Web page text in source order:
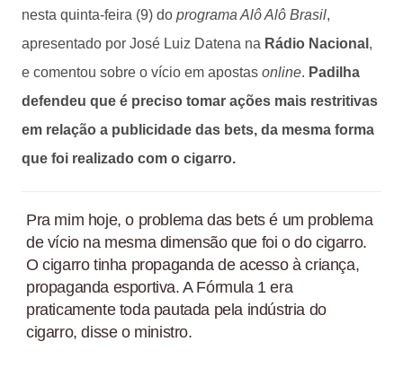
nesta quinta-feira (9) do programa Alô Alô Brasil,
apresentado por José Luiz Datena na Rádio Nacional ,
e comentou sobre o vício em apostas online. Padilha
defendeu que é preciso tomar ações mais restritivas
em relação a publicidade das bets, da mesma forma
que foi realizado com o cigarro.
Pra mim hoje, o problema das bets é um problema
de vício na mesma dimensão que foi o do cigarro.
O cigarro tinha propaganda de acesso à criança,
propaganda esportiva. A Fórmula 1 era
praticamente toda pautada pela indústria do
cigarro, disse o ministro.